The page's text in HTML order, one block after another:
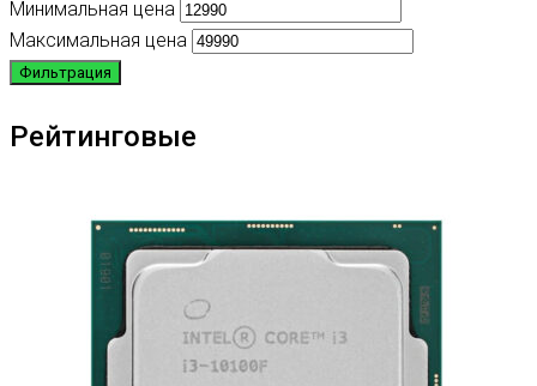
Минимальная цена
Максимальная цена
Фильтрация
Рейтинговые